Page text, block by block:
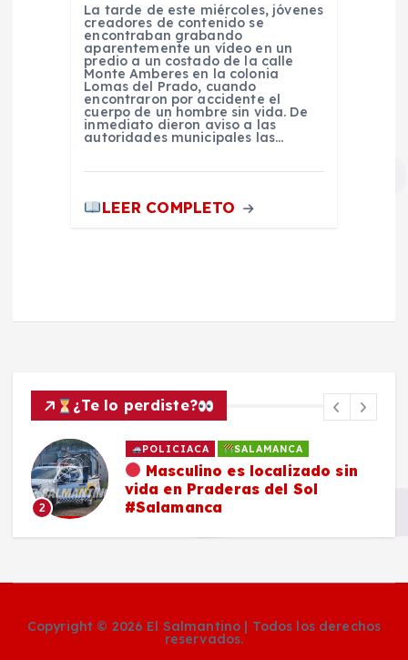
La tarde de este miércoles, jóvenes
creadores de contenido se
encontraban grabando
aparentemente un vídeo en un
predio a un costado de la calle
Monte Amberes en la colonia
Lomas del Prado, cuando
encontraron por accidente el
cuerpo de un hombre sin vida. De
inmediato dieron aviso a las
autoridades municipales las…
LEER COMPLETO
¿Te lo perdiste?
2
POLICIACA SALAMANCA
Masculino es localizado sin
vida en Praderas del Sol
#Salamanca
Copyright © 2026 El Salmantino | Todos los derechos
reservados.